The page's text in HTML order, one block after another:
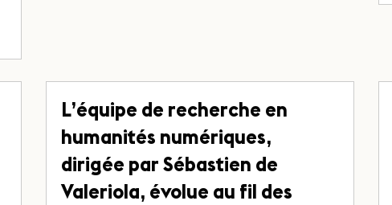
L’équipe de recherche en
humanités numériques,
dirigée par Sébastien de
Valeriola, évolue au fil des